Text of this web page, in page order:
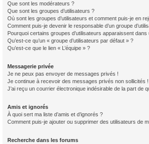
Que sont les modérateurs ?
Que sont les groupes d’utilisateurs ?
Où sont les groupes d’utilisateurs et comment puis-je en
Comment puis-je devenir le responsable d’un groupe
Pourquoi certains groupes d’utilisateurs apparaissent
Qu’est-ce qu’un « groupe d’utilisateurs par défaut » ?
Qu’est-ce que le lien « L’équipe » ?
Messagerie privée
Je ne peux pas envoyer de messages privés !
Je continue à recevoir des messages privés non sollicités !
J’ai reçu un courrier électronique indésirable de la part de
Amis et ignorés
À quoi sert ma liste d’amis et d’ignorés ?
Comment puis-je ajouter ou supprimer des utilisateurs de
Recherche dans les forums